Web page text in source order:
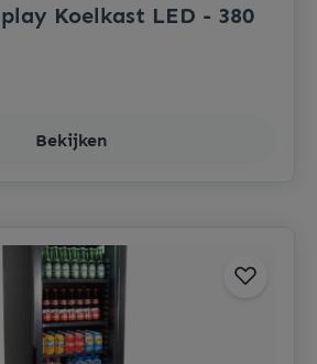
Koelkast LED - 380
Bekijken